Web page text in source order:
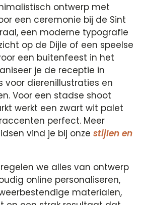
ontwerp met
een ceremonie bij de Sint
een moderne typografie
op de Dijle of een speelse
een buitenfeest in het
je de receptie in
voor dierenillustraties en
Voor een stadse shoot
werkt een zwart wit palet
perfect. Meer
vind je bij onzestijlen en
we alles van ontwerp
online personaliseren,
materialen,